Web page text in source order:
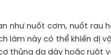
như nuốt cơm, nuốt rau
làm này có thể khiến dị
thủng dạ dày hoặc ruột